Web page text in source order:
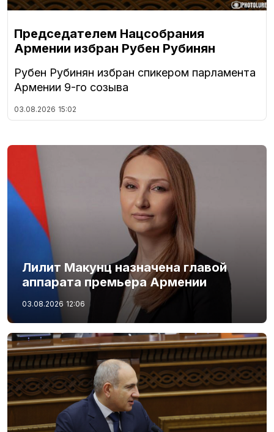
Председателем Нацсобрания
Армении избран Рубен Рубинян
Рубен Рубинян избран спикером парламента
Армении 9-го созыва
03.08.2026 15:02
Лилит Макунц назначена главой
аппарата премьера Армении
03.08.2026 12:06